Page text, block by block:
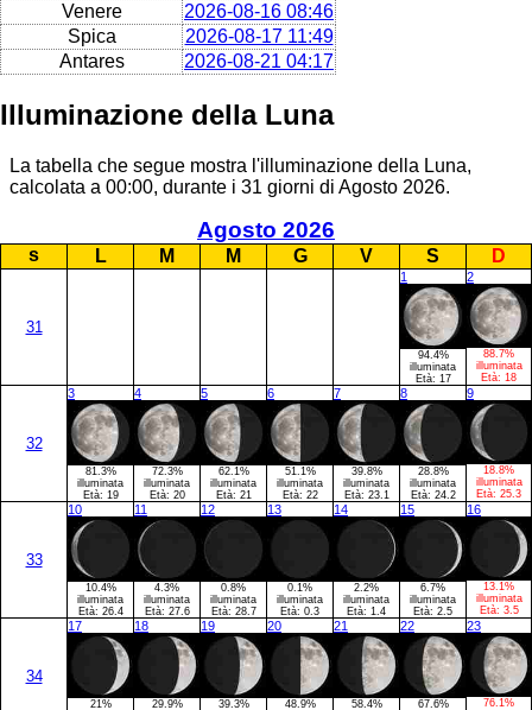
Venere
2026-08-16 08:46
Spica
2026-08-17 11:49
Antares
2026-08-21 04:17
Illuminazione della Luna
La tabella che segue mostra l'illuminazione della Luna,
calcolata a 00:00, durante i 31 giorni di Agosto 2026.
Agosto 2026
s L M M G V S D
31
1
94.4%
illuminata
Età: 17
2
88.7%
illuminata
Età: 18
32
3
81.3%
illuminata
Età: 19
4
72.3%
illuminata
Età: 20
5
62.1%
illuminata
Età: 21
6
51.1%
illuminata
Età: 22
7
39.8%
illuminata
Età: 23.1
8
28.8%
illuminata
Età: 24.2
9
18.8%
illuminata
Età: 25.3
33
10
10.4%
illuminata
Età: 26.4
11
4.3%
illuminata
Età: 27.6
12
0.8%
illuminata
Età: 28.7
13
0.1%
illuminata
Età: 0.3
14
2.2%
illuminata
Età: 1.4
15
6.7%
illuminata
Età: 2.5
16
13.1%
illuminata
Età: 3.5
34
17
21%
18
29.9%
19
39.3%
20
48.9%
21
58.4%
22
67.6%
23
76.1%